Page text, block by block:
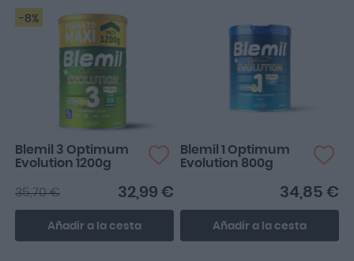
-8%
Blemil 3 Optimum
Evolution 1200g
32,99 €
35,70 €
Añadir a la cesta
Blemil 1 Optimum
Evolution 800g
34,85 €
Añadir a la cesta